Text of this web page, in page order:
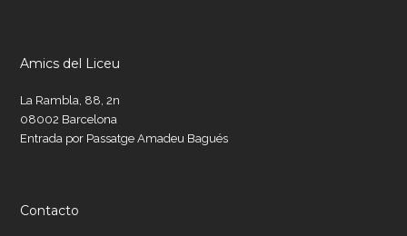
Amics del Liceu
La Rambla, 88, 2n
08002 Barcelona
Entrada por Passatge Amadeu Bagués
Contacto